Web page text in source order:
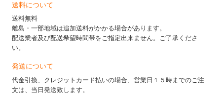
送料について
送料無料
離島・一部地域は追加送料がかかる場合があります。
配送業者及び配送希望時間帯をご指定出来ません。ご了承くださ
い。
発送について
代金引換、クレジットカード払いの場合、営業日１５時までのご注
文は、当日発送致します。